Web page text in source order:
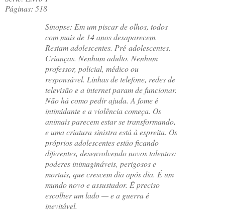
Páginas: 518
Sinopse: Em um piscar de olhos, todos
com mais de 14 anos desaparecem.
Restam adolescentes. Pré-adolescentes.
Crianças. Nenhum adulto. Nenhum
professor, policial, médico ou
responsável. Linhas de telefone, redes de
televisão e a internet param de funcionar.
Não há como pedir ajuda. A fome é
intimidante e a violência começa. Os
animais parecem estar se transformando,
e uma criatura sinistra está à espreita. Os
próprios adolescentes estão ficando
diferentes, desenvolvendo novos talentos:
poderes inimagináveis, perigosos e
mortais, que crescem dia após dia. É um
mundo novo e assustador. É preciso
escolher um lado — e a guerra é
inevitável.